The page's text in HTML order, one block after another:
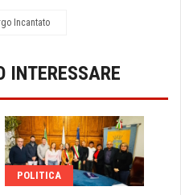
Incantato
INTERESSARE
POLITICA